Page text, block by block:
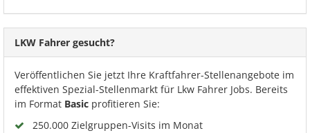
LKW Fahrer gesucht?
Veröffentlichen Sie jetzt Ihre Kraftfahrer-Stellenangebote im
effektiven Spezial-Stellenmarkt für Lkw Fahrer Jobs. Bereits
im Format Basic profitieren Sie:
250.000 Zielgruppen-Visits im Monat